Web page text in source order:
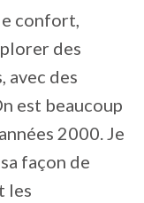
confort,
des
avec des
est beaucoup
2000. Je
façon de
les